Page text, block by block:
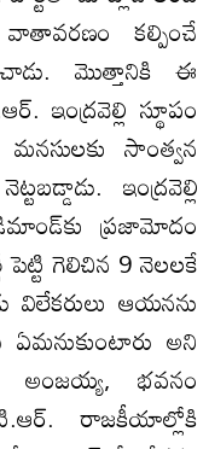
వాతావరణం కల్పించే
మొత్తానికి ఈ
స్థూపం
సాంత్వన
ఇంద్రవెల్లి
ప్రజామోదం
పెట్టి గెలిచిన 9 నెలలకే
విలేకరులు ఆయనను
ఏమనుకుంటారు అని
అంజయ్య, భవనం
రాజకీయాల్లోకి